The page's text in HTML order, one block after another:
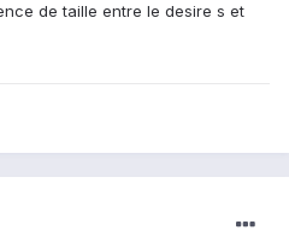
de taille entre le desire s et